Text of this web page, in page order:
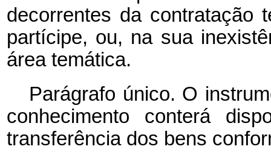
decorrentes da contratação
partícipe, ou, na sua
área temática.
Parágrafo único. O
conhecimento conterá
transferência dos bens